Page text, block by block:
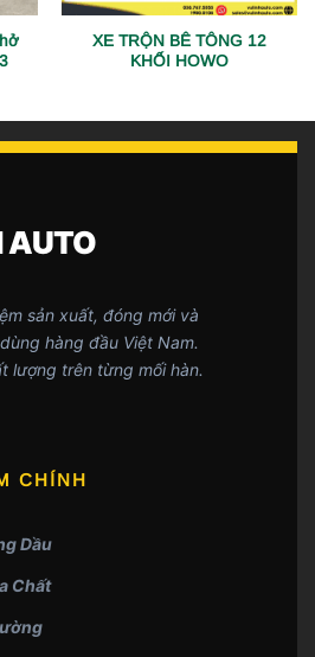
XE TRỘN BÊ TÔNG 12
KHỐI HOWO
AUTO
sản xuất, đóng mới và
hàng đầu Việt Nam.
lượng trên từng mối hàn.
CHÍNH
Dầu
Chất